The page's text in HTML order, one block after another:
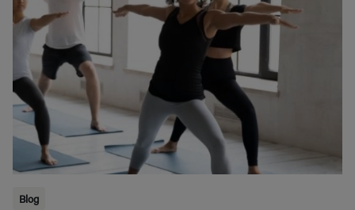
Blog